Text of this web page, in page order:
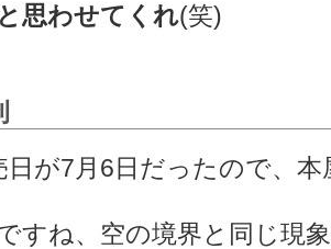
思わせてくれ(笑)
が7月6日だったので、本
すね、空の境界と同じ現